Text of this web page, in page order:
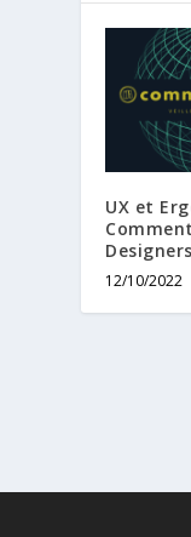
UX et
12/10/2022